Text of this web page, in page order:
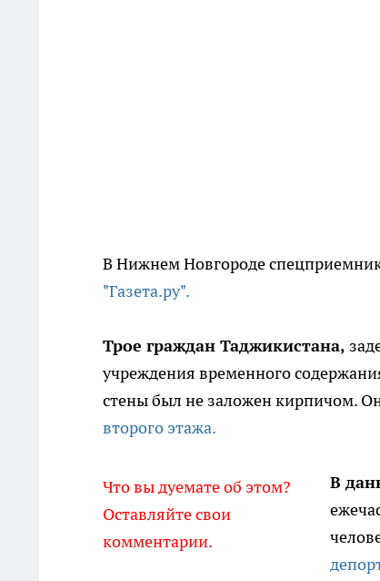
В Нижнем Новгороде
"Газета.ру".
Трое граждан Таджикистана,
учреждения временного
стены был не заложен кирпичом.
второго этажа.
Что вы дуемате об этом?
Оставляйте свои
комментарии.
В